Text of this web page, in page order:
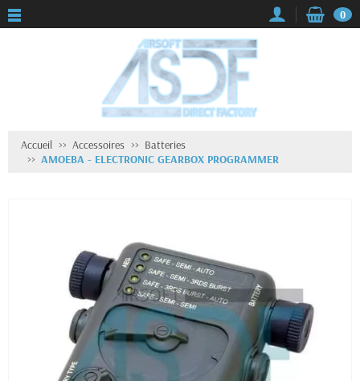
0
Accueil Accessoires
Batteries
AMOEBA - ELECTRONIC GEARBOX PROGRAMMER